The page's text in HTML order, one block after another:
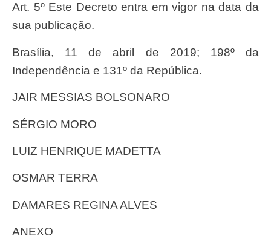
Art. 5º Este Decreto entra em vigor na data da
sua publicação.
Brasília, 11 de abril de 2019; 198º da
Independência e 131º da República.
JAIR MESSIAS BOLSONARO
SÉRGIO MORO
LUIZ HENRIQUE MADETTA
OSMAR TERRA
DAMARES REGINA ALVES
ANEXO